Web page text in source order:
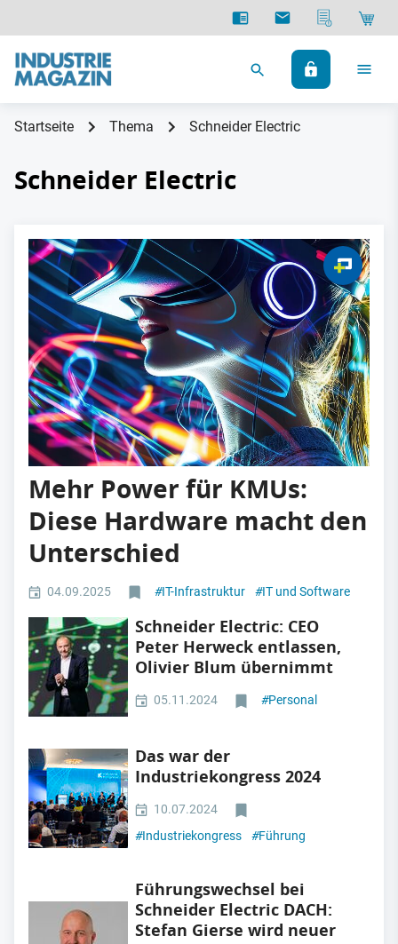
Startseite Thema Schneider Electric
Schneider Electric
Mehr Power für KMUs:
Diese Hardware macht den
Unterschied
04.09.2025 #IT-Infrastruktur #IT und Software
Schneider Electric: CEO
Peter Herweck entlassen,
Olivier Blum übernimmt
05.11.2024 #Personal
Das war der
Industriekongress 2024
10.07.2024
#Industriekongress #Führung
Führungswechsel bei
Schneider Electric DACH:
Stefan Gierse wird neuer